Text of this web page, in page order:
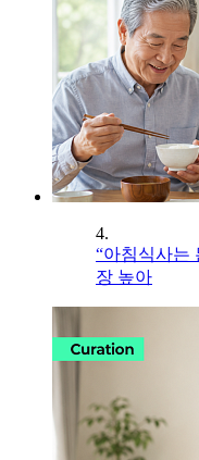
4.
“아침식사는
장 높아